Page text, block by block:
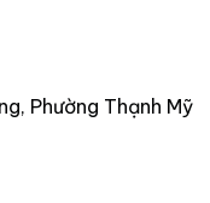
Phường Thạnh Mỹ